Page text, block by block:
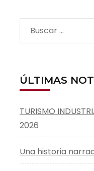
Buscar:
ÚLTIMAS
TURISMO
2026
Una historia